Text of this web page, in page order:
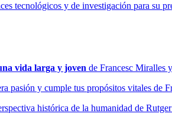
tecnológicos y de investigación para su
vida larga y joven de Francesc Miralles
pasión y cumple tus propósitos vitales de
histórica de la humanidad de